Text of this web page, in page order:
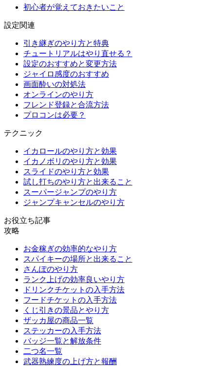
初心者が覚えておきたいこと
設定関連
引き継ぎのやり方と特典
チュートリアルはやり直せる？
設定のおすすめと変更方法
ジャイロ感度のおすすめ
画面酔いの対処法
オンラインのやり方
フレンド登録と合流方法
プロコンは必要？
テクニック
イカロールのやり方と効果
イカノボリのやり方と効果
スライドのやり方と効果
試し打ちのやり方と出来ること
スーパージャンプのやり方
ジャンプキャンセルのやり方
お役立ち記事
攻略
お金稼ぎの効率的なやり方
スパイキーの場所と出来ること
さんぽのやり方
ランク上げの効率良いやり方
ドリンクチケットの入手方法
フードチケットの入手方法
くじ引きの景品とやり方
ザッカ屋の商品一覧
ステッカーの入手方法
バッジ一覧と解放条件
二つ名一覧
武器熟練度の上げ方と報酬